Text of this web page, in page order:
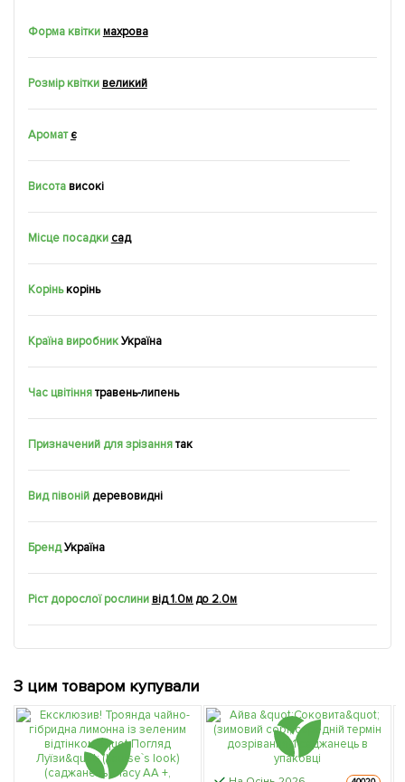
Форма квіткимахрова
Розмір квітки великий
Аромат є
Висотависокі
Місце посадки сад
Корінькорiнь
Країна виробник Україна
Час цвітіннятравень-липень
Призначений для зрізання так
Вид півонійдеревовидні
БрендУкраїна
Ріст дорослої рослини від 1.0м до 2.0м
З цим товаром купували